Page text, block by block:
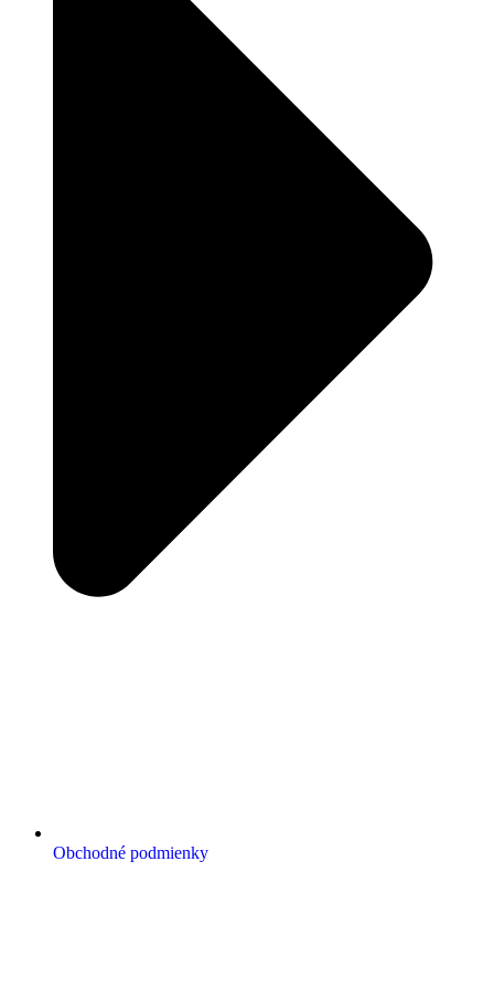
Obchodné podmienky